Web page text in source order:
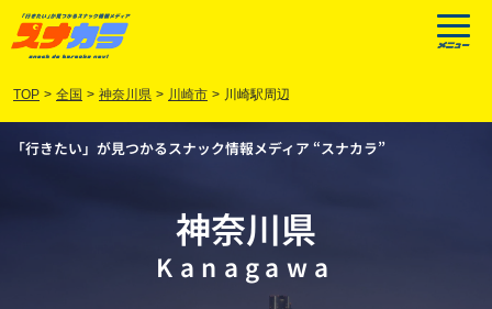
TOP > 全国 > 神奈川県 > 川崎市 > 川崎駅周辺
「行きたい」が見つかるスナック情報メディア “スナカラ”
神奈川県
Kanagawa